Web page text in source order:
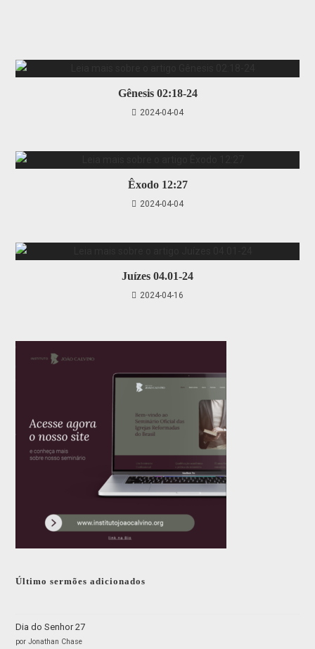
Gênesis 02:18-24
2024-04-04
Êxodo 12:27
2024-04-04
Juízes 04.01-24
2024-04-16
Último sermões adicionados
Dia do Senhor 27
por Jonathan Chase